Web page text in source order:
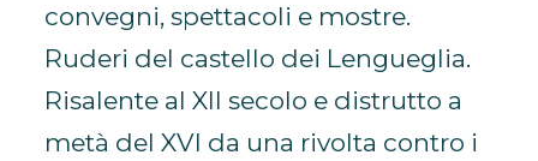
convegni, spettacoli e mostre.
Ruderi del castello dei Lengueglia.
Risalente al XII secolo e distrutto a
metà del XVI da una rivolta contro i